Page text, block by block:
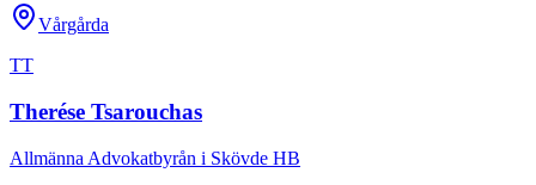
Vårgårda
TT
Therése Tsarouchas
Allmänna Advokatbyrån i Skövde HB